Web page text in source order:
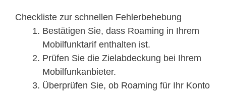
Checkliste zur schnellen Fehlerbehebung
Bestätigen Sie, dass Roaming in Ihrem
Mobilfunktarif enthalten ist.
Prüfen Sie die Zielabdeckung bei Ihrem
Mobilfunkanbieter.
Überprüfen Sie, ob Roaming für Ihr Konto